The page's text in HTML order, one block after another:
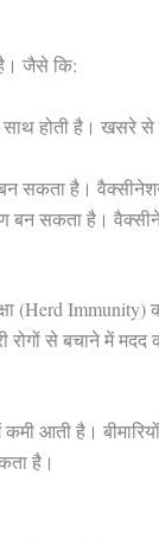
है। जैसे कि:
होती है। खसरे
सकता है।
सकता है।
Immunity)
से बचाने में मदद
आती है।
है।